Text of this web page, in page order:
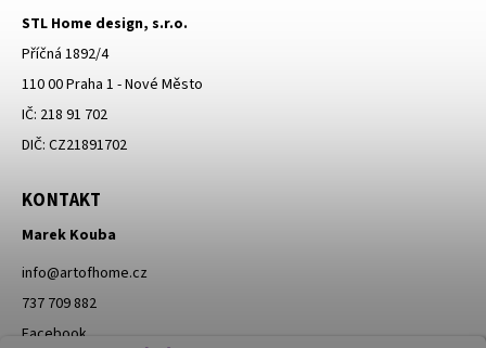
STL Home design, s.r.o.
Příčná 1892/4
110 00 Praha 1 - Nové Město
IČ: 218 91 702
DIČ: CZ21891702
KONTAKT
Marek Kouba
info@artofhome.cz
737 709 882
Facebook